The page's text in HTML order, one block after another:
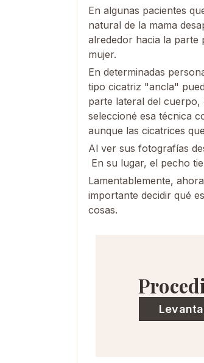
En algunas pacientes
natural de la mama
alrededor hacia la parte
mujer.
En determinadas
tipo cicatriz "ancla"
parte lateral del
seleccioné esa técnica
aunque las cicatrices
Al ver sus fotografías
En su lugar, el pecho
Lamentablemente,
importante decidir qué
cosas.